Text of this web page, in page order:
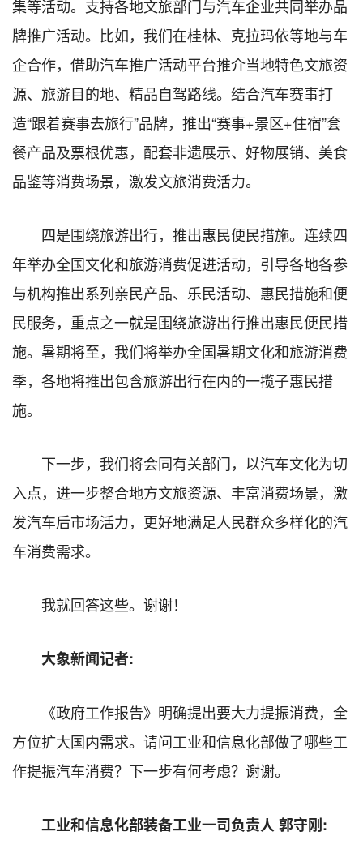
集等活动。支持各地文旅部门与汽车企业共同举办品
牌推广活动。比如，我们在桂林、克拉玛依等地与车
企合作，借助汽车推广活动平台推介当地特色文旅资
源、旅游目的地、精品自驾路线。结合汽车赛事打
造“跟着赛事去旅行”品牌，推出“赛事+景区+住宿”套
餐产品及票根优惠，配套非遗展示、好物展销、美食
品鉴等消费场景，激发文旅消费活力。
四是围绕旅游出行，推出惠民便民措施。连续四
年举办全国文化和旅游消费促进活动，引导各地各参
与机构推出系列亲民产品、乐民活动、惠民措施和便
民服务，重点之一就是围绕旅游出行推出惠民便民措
施。暑期将至，我们将举办全国暑期文化和旅游消费
季，各地将推出包含旅游出行在内的一揽子惠民措
施。
下一步，我们将会同有关部门，以汽车文化为切
入点，进一步整合地方文旅资源、丰富消费场景，激
发汽车后市场活力，更好地满足人民群众多样化的汽
车消费需求。
我就回答这些。谢谢！
大象新闻记者:
《政府工作报告》明确提出要大力提振消费，全
方位扩大国内需求。请问工业和信息化部做了哪些工
作提振汽车消费？下一步有何考虑？谢谢。
工业和信息化部装备工业一司负责人 郭守刚: